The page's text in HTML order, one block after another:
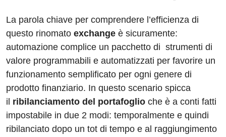
La parola chiave per comprendere l’efficienza di
questo rinomato exchange è sicuramente:
automazione complice un pacchetto di strumenti di
valore programmabili e automatizzati per favorire un
funzionamento semplificato per ogni genere di
prodotto finanziario. In questo scenario spicca
il ribilanciamento del portafoglio che è a conti fatti
impostabile in due 2 modi: temporalmente e quindi
ribilanciato dopo un tot di tempo e al raggiungimento